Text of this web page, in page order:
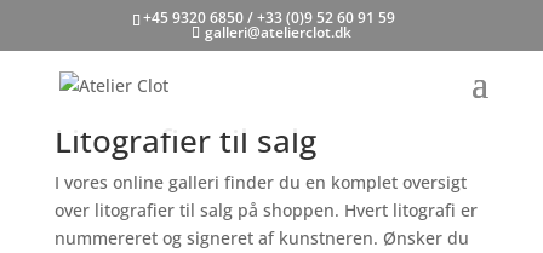
+45 9320 6850 / +33 (0)9 52 60 91 59
galleri@atelierclot.dk
Litografier til salg
I vores online galleri finder du en komplet oversigt
over litografier til salg på shoppen. Hvert litografi er
nummereret og signeret af kunstneren. Ønsker du